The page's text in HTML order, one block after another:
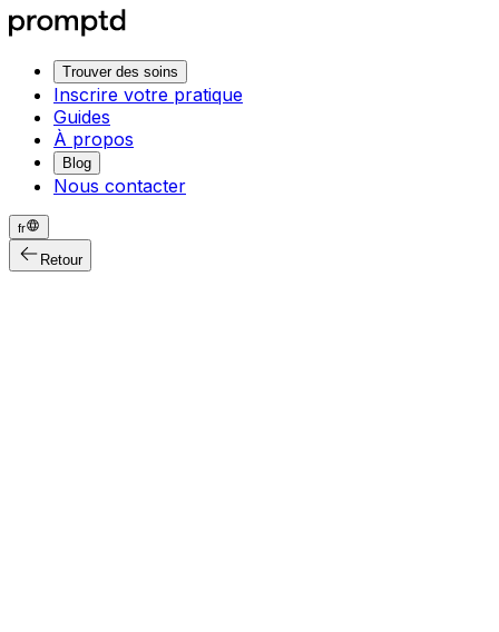
Trouver des soins
Inscrire votre pratique
Guides
À propos
Blog
Nous contacter
fr
Retour